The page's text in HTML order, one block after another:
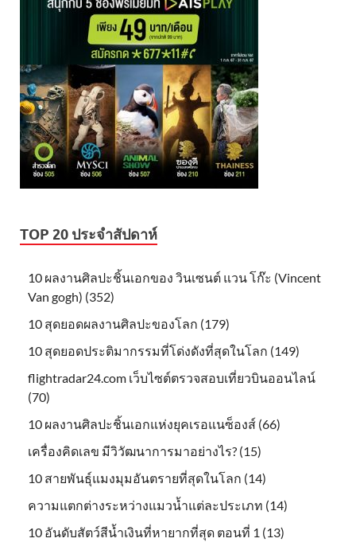
TOP 20 ประจำสัปดาห์
10 ผลงานศิลปะชิ้นเอกของ วินเซนต์ แวน โก๊ะ (Vincent
Van gogh) (352)
10 สุดยอดผลงานศิลปะของโลก (179)
10 สุดยอดประติมากรรมที่โด่งดังที่สุดในโลก (149)
flightradar24.com เว็บไซต์ตรวจสอบเที่ยวบินออนไลน์
(70)
10 ผลงานศิลปะชิ้นเอกแห่งยุคเรอแนซ็องส์ (66)
เครื่องคิดเลข มีวิวัฒนาการมาอย่างไร? (15)
10 สายพันธุ์แมงมุมอันตรายที่สุดในโลก (14)
ความแตกต่างระหว่างแมวน้ำแต่ละประเภท (14)
10 อันดับสัตว์สีน้ำเงินที่หายากที่สุด ตอนที่ 1 (13)